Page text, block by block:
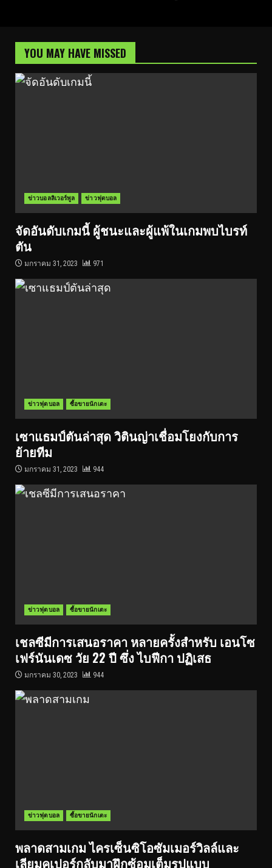
YOU MAY HAVE MISSED
ข่าวบอลลิเวอร์พูล ข่าวฟุตบอล
จัดอันดับเกมนี้ ผู้ชนะและผู้แพ้ในเกมพบไบรท์
ตัน
มกราคม 31, 2023 971
ข่าวฟุตบอล ซื้อขายนักเตะ
เซาแธมป์ตันล่าสุด วิตินญ่าเชื่อมโยงกับการ
ย้ายทีม
มกราคม 31, 2023 944
ข่าวฟุตบอล ซื้อขายนักเตะ
เชลซีมีการเสนอราคา หลายครั้งสำหรับ เอนโซ
เฟร์นันเดซ วัย 22 ปี ซึ่ง ไบฟีกา ปฏิเสธ
มกราคม 30, 2023 944
ข่าวฟุตบอล ซื้อขายนักเตะ
พลาดสามเกม ไครเซ็นซิโอซัมเมอร์วิลล์และ
เลียมคูเปอร์กลับมาฝึกซ้อมเต็มรูปแบบ